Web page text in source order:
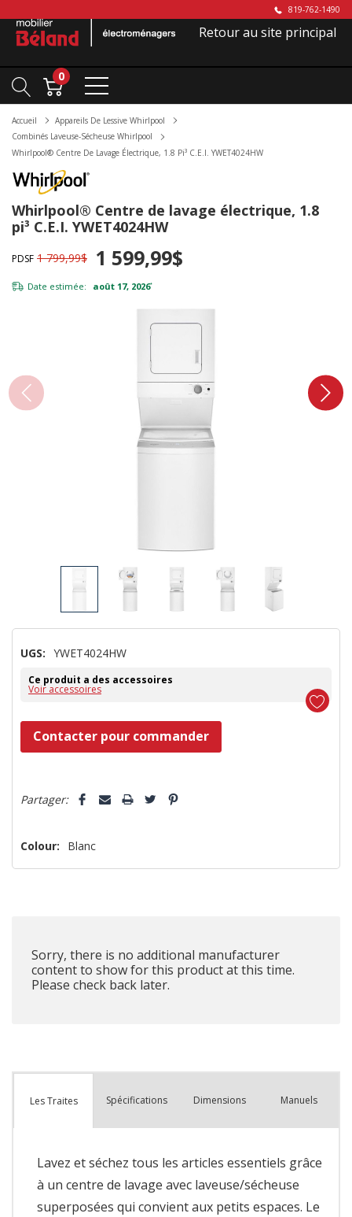
819-762-1490
Retour au site principal
0
Accueil
Appareils De Lessive Whirlpool
Combinés Laveuse-Sécheuse Whirlpool
Whirlpool® Centre De Lavage Électrique, 1.8 Pi³ C.E.I. YWET4024HW
Whirlpool® Centre de lavage électrique, 1.8
pi³ C.E.I. YWET4024HW
PDSF 1 799,99$ 1 599,99$
Date estimée: août 17, 2026*
UGS: YWET4024HW
Ce produit a des accessoires
Voir accessoires
Dépêchez-
vous!
n’en
plus
Contacter pour commander
Partager:
Colour: Blanc
Sorry, there is no additional manufacturer
content to show for this product at this time.
Please check back later.
Les Traites Spécifications Dimensions Manuels
Lavez et séchez tous les articles essentiels grâce
à un centre de lavage avec laveuse/sécheuse
superposées qui convient aux petits espaces. Le